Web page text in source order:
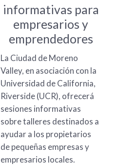
informativas para
empresarios y
emprendedores
La Ciudad de Moreno
Valley, en asociación con la
Universidad de California,
Riverside (UCR), ofrecerá
sesiones informativas
sobre talleres destinados a
ayudar a los propietarios
de pequeñas empresas y
empresarios locales.